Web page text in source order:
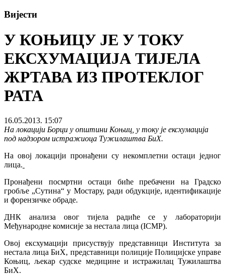
Вијести
У КОЊИЦУ ЈЕ У ТОКУ
ЕКСХУМАЦИЈА ТИЈЕЛА
ЖРТАВА ИЗ ПРОТЕКЛОГ
РАТА
16.05.2013. 15:07
На локацији Борци у општини Коњиц, у току је ексхумација
под надзором истражиоца Тужилаштва БиХ.
На овој локацији пронађени су некомплетни остаци једног
лица.
Пронађени посмртни остаци биће пребачени на Градско
гробље „Сутина“ у Мостару, ради обдукције, идентификације
и форензичке обраде.
ДНК анализа овог тијела радиће се у лабораторији
Међународне комисије за нестала лица (ICMP).
Овој ексхумацији присуствују представници Института за
нестала лица БиХ, представници полиције Полицијске управе
Коњиц, љекар судске медицине и истражилац Тужилаштва
БиХ.